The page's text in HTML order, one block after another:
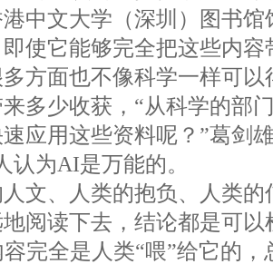
中文大学（深圳）图书
使它能够完全把这些内
方面也不像科学一样可
多少收获，“从科学的部
应用这些资料呢？”葛剑
认为AI是万能的。
文、人类的抱负、人类
阅读下去，结论都是可以
完全是人类“喂”给它的